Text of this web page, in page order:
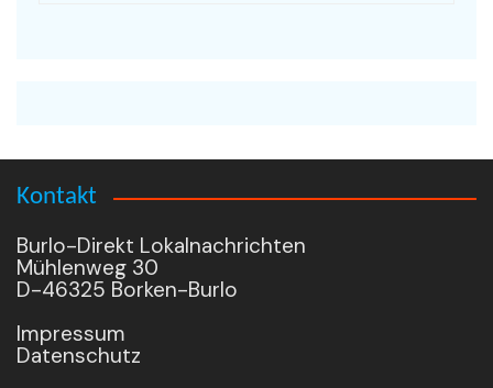
Kontakt
Burlo-Direkt Lokalnachrichten
Mühlenweg 30
D-46325 Borken-Burlo
Impressum
Datenschutz